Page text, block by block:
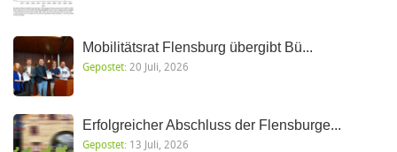
Mobilitätsrat Flensburg übergibt Bü...
Gepostet: 20 Juli, 2026
Erfolgreicher Abschluss der Flensburge...
Gepostet: 13 Juli, 2026